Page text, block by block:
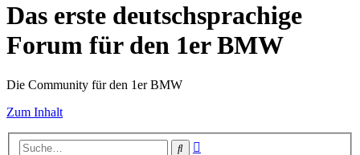
Das erste deutschsprachige
Forum für den 1er BMW
Die Community für den 1er BMW
Zum Inhalt
Suche